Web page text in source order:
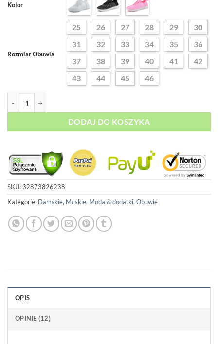
klientów
299,00 zł.199,00 zł.
Kolor
Rozmiar Obuwia
25 26 27 28 29
30
31
32 33 34 35
36
37
38 39 40 41
42
43
44 45 46
DODAJ DO KOSZYKA
SKU:32873826238
Kategorie: Damskie, Męskie, Moda & dodatki,Obuwie
OPIS
OPINIE (12)